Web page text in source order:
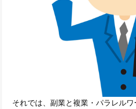
それでは、副業と複業・パラレル